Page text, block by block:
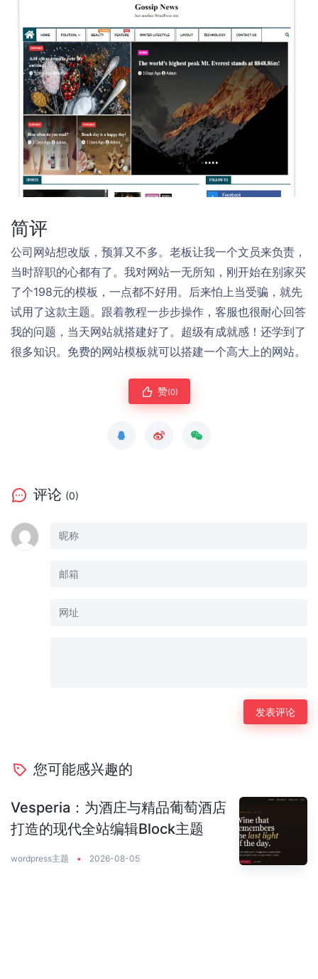
简评
公司网站想改版，预算又不多。老板让我一个文员来负责，
当时辞职的心都有了。我对网站一无所知，刚开始在别家买
了个198元的模板，一点都不好用。后来怕上当受骗，就先
试用了这款主题。跟着教程一步步操作，客服也很耐心回答
我的问题，当天网站就搭建好了。超级有成就感！还学到了
很多知识。免费的网站模板就可以搭建一个高大上的网站。
赞(0)
评论 (0)
您可能感兴趣的
Vesperia：为酒庄与精品葡萄酒店
打造的现代全站编辑Block主题
wordpress主题 • 2026-08-05